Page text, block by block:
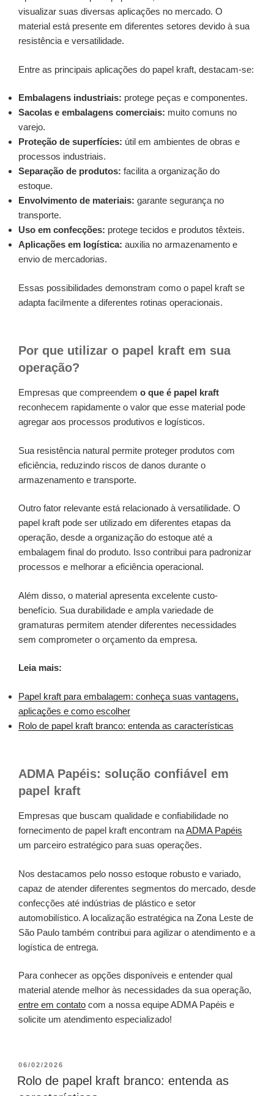
visualizar suas diversas aplicações no mercado. O
material está presente em diferentes setores devido à sua
resistência e versatilidade.
Entre as principais aplicações do papel kraft, destacam-se:
Embalagens industriais: protege peças e componentes.
Sacolas e embalagens comerciais: muito comuns no
varejo.
Proteção de superfícies: útil em ambientes de obras e
processos industriais.
Separação de produtos: facilita a organização do
estoque.
Envolvimento de materiais: garante segurança no
transporte.
Uso em confecções: protege tecidos e produtos têxteis.
Aplicações em logística: auxilia no armazenamento e
envio de mercadorias.
Essas possibilidades demonstram como o papel kraft se
adapta facilmente a diferentes rotinas operacionais.
Por que utilizar o papel kraft em sua
operação?
Empresas que compreendem o que é papel kraft
reconhecem rapidamente o valor que esse material pode
agregar aos processos produtivos e logísticos.
Sua resistência natural permite proteger produtos com
eficiência, reduzindo riscos de danos durante o
armazenamento e transporte.
Outro fator relevante está relacionado à versatilidade. O
papel kraft pode ser utilizado em diferentes etapas da
operação, desde a organização do estoque até a
embalagem final do produto. Isso contribui para padronizar
processos e melhorar a eficiência operacional.
Além disso, o material apresenta excelente custo-
benefício. Sua durabilidade e ampla variedade de
gramaturas permitem atender diferentes necessidades
sem comprometer o orçamento da empresa.
Leia mais:
Papel kraft para embalagem: conheça suas vantagens,
aplicações e como escolher
Rolo de papel kraft branco: entenda as características
ADMA Papéis: solução confiável em
papel kraft
Empresas que buscam qualidade e confiabilidade no
fornecimento de papel kraft encontram naADMA Papéis
um parceiro estratégico para suas operações.
Nos destacamos pelo nosso estoque robusto e variado,
capaz de atender diferentes segmentos do mercado, desde
confecções até indústrias de plástico e setor
automobilístico. A localização estratégica na Zona Leste de
São Paulo também contribui para agilizar o atendimento e a
logística de entrega.
Para conhecer as opções disponíveis e entender qual
material atende melhor às necessidades da sua operação,
entre em contato com a nossa equipe ADMA Papéis e
solicite um atendimento especializado!
06/02/2026
Rolo de papel kraft branco: entenda as